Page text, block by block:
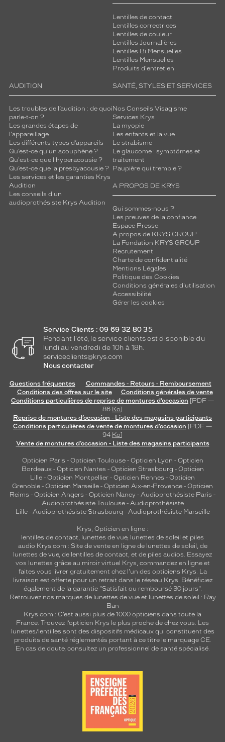
Lentilles de contact
Lentilles correctrices
Lentilles de couleur
Lentilles Journalières
Lentilles Bi Mensuelles
Lentilles Mensuelles
Produits d'entretien
AUDITION
Les troubles de l’audition : de quoi
parle-t-on ?
Les grandes étapes de
l'appareillage
Les différents types d’appareils
Qu’est-ce qu'un acouphène ?
Qu'est-ce que l'hyperacousie ?
Qu’est-ce que la presbyacousie ?
Les services et les garanties Krys
Audition
Les conseils d'un
audioprothésiste Krys Audition
SANTÉ, STYLES ET SERVICES
Nos Conseils Visagisme
Services Krys
La myopie
Les enfants et la vue
Le strabisme
Le glaucome : symptômes et
traitement
Paupière qui tremble ?
A PROPOS DE KRYS
Qui sommes-nous ?
Les preuves de la confiance
Espace Presse
A propos de KRYS GROUP
La Fondation KRYS GROUP
Recrutement
Charte de confidentialité
Mentions Légales
Politique des Cookies
Conditions générales d'utilisation
Accessibilité
Gérer les cookies
Service Clients : 09 69 32 80 35
Pendant l'été, le service clients est disponible du
lundi au vendredi de 10h à 18h.
serviceclients@krys.com
Nous contacter
Questions fréquentes
Commandes - Retours - Remboursement
Conditions des offres sur le site
Conditions générales de vente
Conditions particulières de reprise de montures d’occasion [PDF —
86 Ko]
Reprise de montures d’occasion - Liste des magasins participants
Conditions particulières de vente de montures d’occasion [PDF —
94 Ko]
Vente de montures d’occasion - Liste des magasins participants
Opticien Paris - Opticien Toulouse- Opticien Lyon - Opticien
Bordeaux- Opticien Nantes - Opticien Strasbourg - Opticien
Lille - Opticien Montpellier - Opticien Rennes - Opticien
Grenoble - Opticien Marseille - Opticien Aix-en-Provence - Opticien
Reims - Opticien Angers - Opticien Nancy - Audioprothésiste Paris -
Audioprothésiste Toulouse- Audioprothésiste
Lille- Audioprothésiste Strasbourg - Audioprothésiste Marseille
Krys, Opticien en ligne :
lentilles de contact, lunettes de vue, lunettes de soleil et piles
audio Krys.com : Site de vente en ligne de lunettes de soleil, de
lunettes de vue, de lentilles de contact, et de piles audios. Essayez
vos lunettes grâce au miroir virtuel Krys, commandez en ligne et
faites vous livrer gratuitement chez l'un des opticiens Krys. La
livraison est offerte pour un retrait dans le réseau Krys. Bénéficiez
également de la garantie "Satisfait ou remboursé 30 jours".
Retrouvez nos marques de lunettes de vue et lunettes de soleil : Ray
Ban
Krys.com : C’est aussi plus de 1000 opticiens dans toute la
France. Trouvez l’opticien Krys le plus proche de chez vous. Les
lunettes/lentilles sont des dispositifs médicaux qui constituent des
produits de santé réglementés portant à ce titre le marquage CE.
En cas de doute, consultez un professionnel de santé spécialisé.